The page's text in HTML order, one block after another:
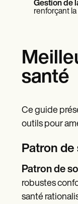
Gestion de
renforçant
santé
Ce guide
outils pour
Patron de
Patron de
robustes
santé